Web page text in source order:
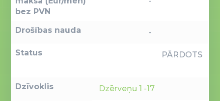
bez PVN
Drošības nauda -
Status PĀRDOTS
Dzīvoklis Dzērveņu 1 -17